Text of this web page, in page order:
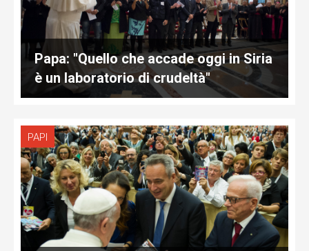
Papa: "Quello che accade oggi in Siria
è un laboratorio di crudeltà"
PAPI